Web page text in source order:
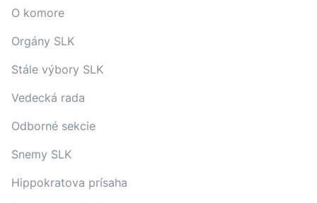
O komore
Orgány SLK
Stále výbory SLK
Vedecká rada
Odborné sekcie
Snemy SLK
Hippokratova prísaha